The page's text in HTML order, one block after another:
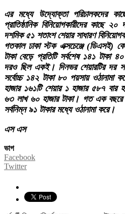
এর মধ্যে উদ্যোক্তা পরিচালকদের
প্রাতিষ্ঠানিক বিনিয়োগকারীদের কাছে
দশমিক ৫১ শতাংশ শেয়ার সাধারণ
গতকাল ঢাকা স্টক এক্সচেঞ্জে (ডিএসই)
টাকা বেড়ে প্রতিটি সর্বশেষ ১৪১ টাকা
দরও ছিল একই। দিনভর শেয়ারটির দর
সর্বোচ্চ ১৪২ টাকা ৮০ পয়সায় ওঠানামা
হাজার ১৬১টি শেয়ার ১ হাজার ৫৮৭ বার
৬৩ লাখ ৬০ হাজার টাকা। গত এক বছরে
সর্বনিম্ন ৯১ টাকার মধ্যে ওঠানামা করে।
এস এস
ভাগ
Facebook
Twitter